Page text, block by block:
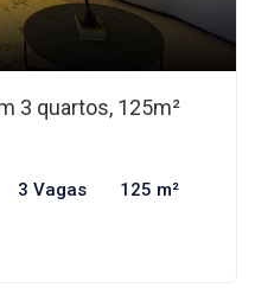
3 quartos, 125m²
3 Vagas 125 m²